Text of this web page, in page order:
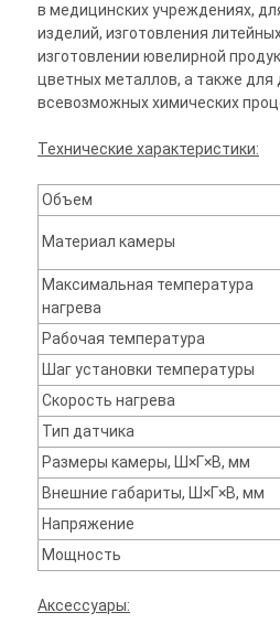
в медицинских учреждениях,
изделий, изготовления
изготовлении ювелирной
цветных металлов, а также для
всевозможных химических
Технические характеристики:
Объем
Материал камеры
Максимальная температура
нагрева
Рабочая температура
Шаг установки температуры
Скорость нагрева
Тип датчика
Размеры камеры, Ш×Г×В, мм
Внешние габариты, Ш×Г×В, мм
Напряжение
Мощность
Аксессуары: